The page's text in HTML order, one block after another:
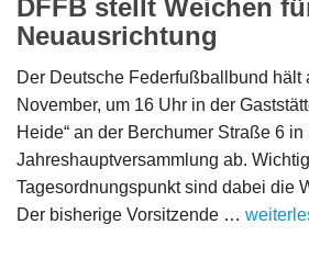
DFFB stellt Weichen
Neuausrichtung
Der Deutsche Federfußballbund hält
November, um 16 Uhr in der
Heide“ an der Berchumer Straße 6
Jahreshauptversammlung ab.
Tagesordnungspunkt sind dabei die
Der bisherige Vorsitzende …